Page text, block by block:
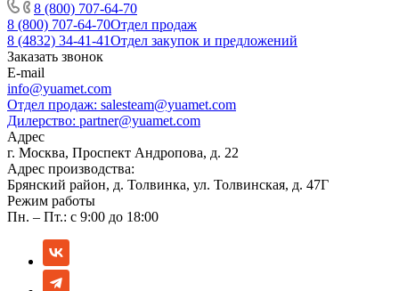
8 (800) 707-64-70
8 (800) 707-64-70Отдел продаж
8 (4832) 34-41-41Отдел закупок и предложений
Заказать звонок
E-mail
info@yuamet.com
Отдел продаж: salesteam@yuamet.com
Дилерство: partner@yuamet.com
Адрес
г. Москва, Проспект Андропова, д. 22
Адрес производства:
Брянский район, д. Толвинка, ул. Толвинская, д. 47Г
Режим работы
Пн. – Пт.: с 9:00 до 18:00